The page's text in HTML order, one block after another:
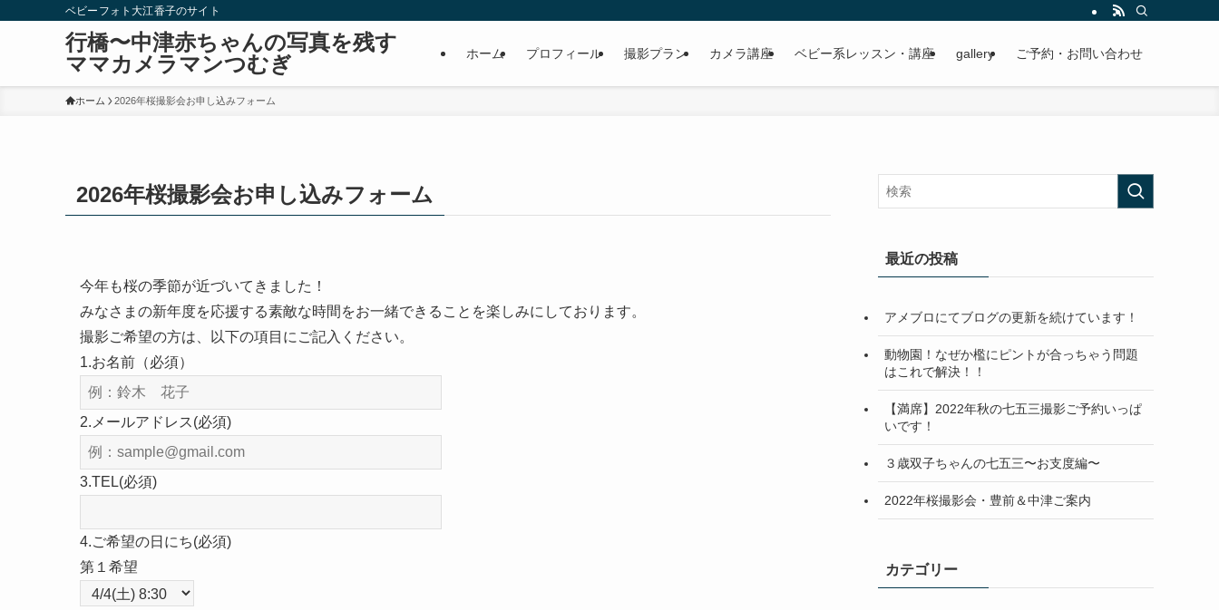
ベビーフォト大江香子のサイト
行橋〜中津赤ちゃんの写真を残す
ママカメラマンつむぎ
ホーム プロフィール 撮影プラン カメラ講座 ベビー系レッスン・講座 gallery ご予約・お問い合わせ
ホーム 2026年桜撮影会お申し込みフォーム
2026年桜撮影会お申し込みフォーム
今年も桜の季節が近づいてきました！
みなさまの新年度を応援する素敵な時間をお一緒できることを楽しみにしております。
撮影ご希望の方は、以下の項目にご記入ください。
1.お名前（必須）
2.メールアドレス(必須)
3.TEL(必須)
4.ご希望の日にち(必須)
第１希望
最近の投稿
アメブロにてブログの更新を続けています！
動物園！なぜか檻にピントが合っちゃう問題
はこれで解決！！
【満席】2022年秋の七五三撮影ご予約いっぱ
いです！
３歳双子ちゃんの七五三〜お支度編〜
2022年桜撮影会・豊前＆中津ご案内
カテゴリー